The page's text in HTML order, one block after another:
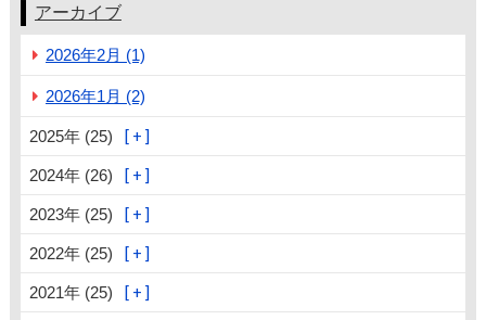
アーカイブ
2026年2月 (1)
2026年1月 (2)
2025年 (25)
2024年 (26)
2023年 (25)
2022年 (25)
2021年 (25)